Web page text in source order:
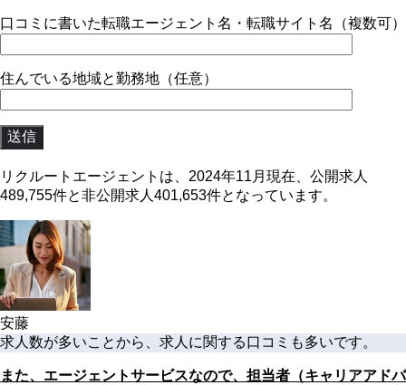
口コミに書いた転職エージェント名・転職サイト名（複数可）
住んでいる地域と勤務地（任意）
リクルートエージェントは、2024年11月現在、公開求人
489,755件と非公開求人401,653件となっています。
安藤
求人数が多いことから、求人に関する口コミも多いです。
また、エージェントサービスなので、担当者（キャリアアドバ